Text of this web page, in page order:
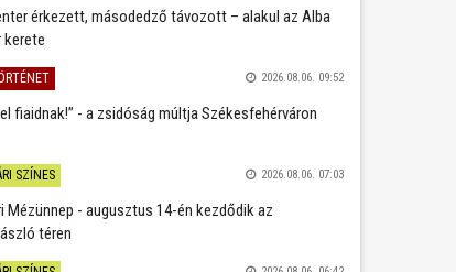
érkezett, másodedző távozott – alakul az Alba
kerete
2026.08.06. 09:52
fiaidnak!” - a zsidóság múltja Székesfehérváron
SZÍNES 2026.08.06. 07:03
Mézünnep - augusztus 14-én kezdődik az
téren